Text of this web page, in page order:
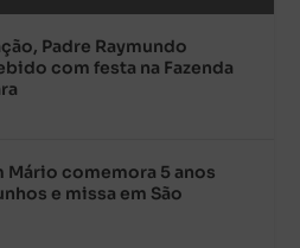
Padre Raymundo
com festa na Fazenda
Mário comemora 5 anos
e missa em São